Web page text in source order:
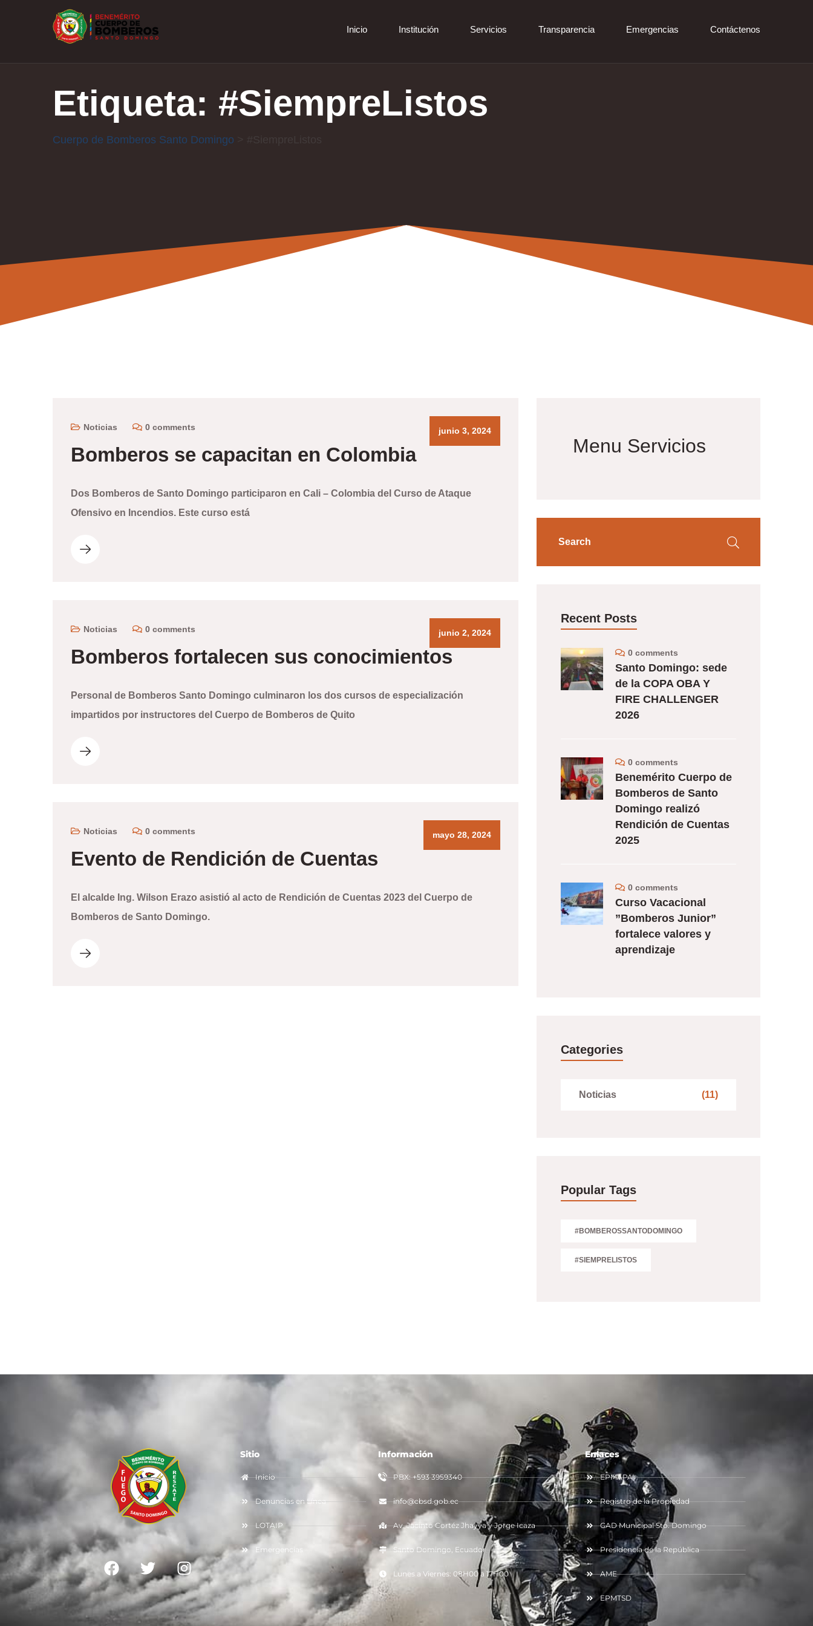
Inicio Institución Servicios Transparencia Emergencias Contáctenos
Etiqueta: #SiempreListos
Cuerpo de Bomberos Santo Domingo
junio 3, 2024
Noticias 0 comments
Bomberos se capacitan en Colombia
Dos Bomberos de Santo Domingo participaron en Cali – Colombia del Curso de Ataque
Ofensivo en Incendios. Este curso está
junio 2, 2024
Noticias 0 comments
Bomberos fortalecen sus conocimientos
Personal de Bomberos Santo Domingo culminaron los dos cursos de especialización
impartidos por instructores del Cuerpo de Bomberos de Quito
mayo 28, 2024
Noticias 0 comments
Evento de Rendición de Cuentas
El alcalde Ing. Wilson Erazo asistió al acto de Rendición de Cuentas 2023 del Cuerpo de
Bomberos de Santo Domingo.
Menu Servicios
Recent Posts
0 comments
Santo Domingo: sede
de la COPA OBA Y
FIRE CHALLENGER
2026
0 comments
Benemérito Cuerpo de
Bomberos de Santo
Domingo realizó
Rendición de Cuentas
2025
0 comments
Curso Vacacional
”Bomberos Junior”
fortalece valores y
aprendizaje
Categories
Noticias (11)
Popular Tags
#BOMBEROSSANTODOMINGO
#SIEMPRELISTOS
Sitio
Inicio
Denuncias en Línea
LOTAIP
Emergencias
Información
PBX: +593 3959340
info@cbsd.gob.ec
Av. Jacinto Cortéz Jhayya y Jorge Icaza
Santo Domingo, Ecuador
Lunes a Viernes: 08H00 a 17H00
Enlaces
EPMAPA
Registro de la Propiedad
GAD Municipal Sto. Domingo
Presidencia de la República
AME
EPMTSD